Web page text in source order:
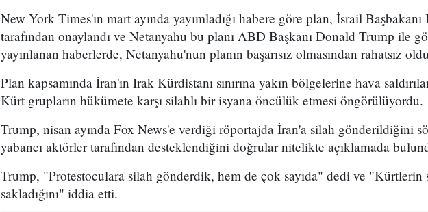
New York Times'ın mart ayında yayımladığı habere göre plan, İsrail
tarafından onaylandı ve Netanyahu bu planı ABD Başkanı Donald Trump ile
yayınlanan haberlerde, Netanyahu'nun planın başarısız olmasından rahatsız
Plan kapsamında İran'ın Irak Kürdistanı sınırına yakın bölgelerine hava
Kürt grupların hükümete karşı silahlı bir isyana öncülük etmesi öngörülüyordu.
Trump, nisan ayında Fox News'e verdiği röportajda İran'a silah gönderildiğini
yabancı aktörler tarafından desteklendiğini doğrular nitelikte açıklamada
Trump, "Protestoculara silah gönderdik, hem de çok sayıda" dedi ve "Kürtlerin
sakladığını" iddia etti.